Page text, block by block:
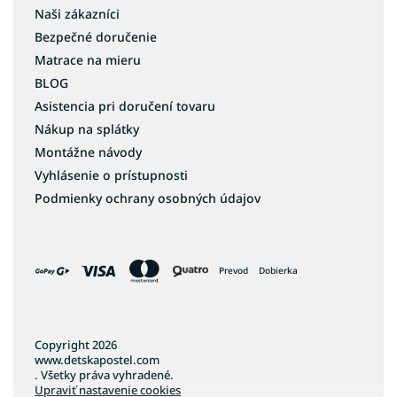
Naši zákazníci
Bezpečné doručenie
Matrace na mieru
BLOG
Asistencia pri doručení tovaru
Nákup na splátky
Montážne návody
Vyhlásenie o prístupnosti
Podmienky ochrany osobných údajov
Prevod Dobierka
Copyright 2026
www.detskapostel.com
. Všetky práva vyhradené.
Upraviť nastavenie cookies